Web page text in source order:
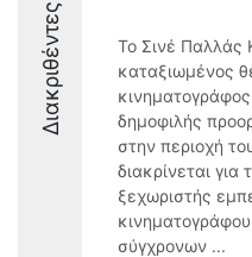
Διακριθέντες
Το Σινέ Παλλάς
καταξιωμένος
δημοφιλής
στην περιοχή
διακρίνεται
ξεχωριστής
σύγχρονων ...